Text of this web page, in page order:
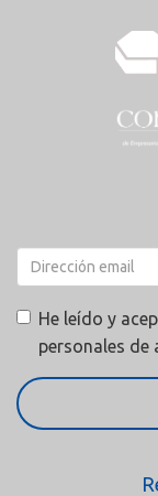
He leído y
personales de